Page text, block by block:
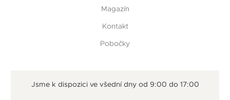
Magazín
Kontakt
Pobočky
Jsme k dispozici ve všední dny od 9:00 do 17:00